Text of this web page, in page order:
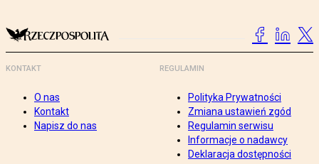
KONTAKT
O nas
Kontakt
Napisz do nas
REGULAMIN
Polityka Prywatności
Zmiana ustawień zgód
Regulamin serwisu
Informacje o nadawcy
Deklaracja dostępności